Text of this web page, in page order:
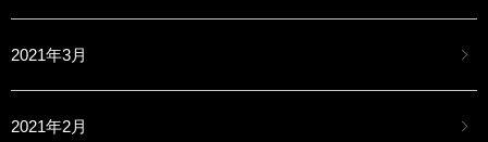
2021年3月
2021年2月